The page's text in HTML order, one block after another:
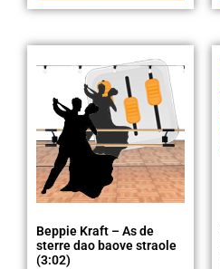
Beppie Kraft – As de
sterre dao baove straole
(3:02)